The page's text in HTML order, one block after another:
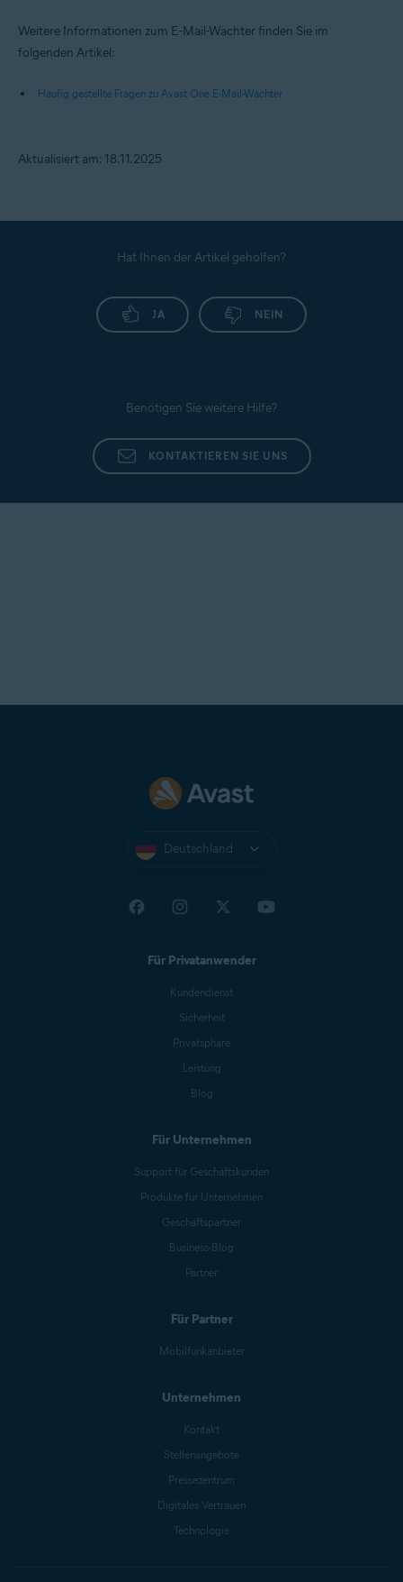
Weitere Informationen zum E-Mail-Wächter finden Sie im
folgenden Artikel:
Häufig gestellte Fragen zu Avast One E-Mail-Wächter
Aktualisiert am: 18.11.2025
Hat Ihnen der Artikel geholfen?
JA NEIN
Benötigen Sie weitere Hilfe?
KONTAKTIEREN SIE UNS
Deutschland
Für Privatanwender
Kundendienst
Sicherheit
Privatsphäre
Leistung
Blog
Für Unternehmen
Support für Geschäftskunden
Produkte für Unternehmen
Geschäftspartner
Business-Blog
Partner
Für Partner
Mobilfunkanbieter
Unternehmen
Kontakt
Stellenangebote
Pressezentrum
Digitales Vertrauen
Technologie